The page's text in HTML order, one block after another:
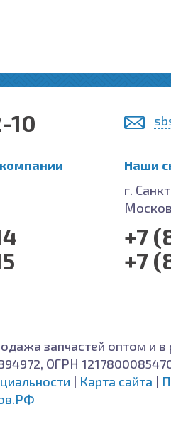
10
Наши
г.
+7
+7
запчастей оптом и в
ОГРН
| Карта сайта |